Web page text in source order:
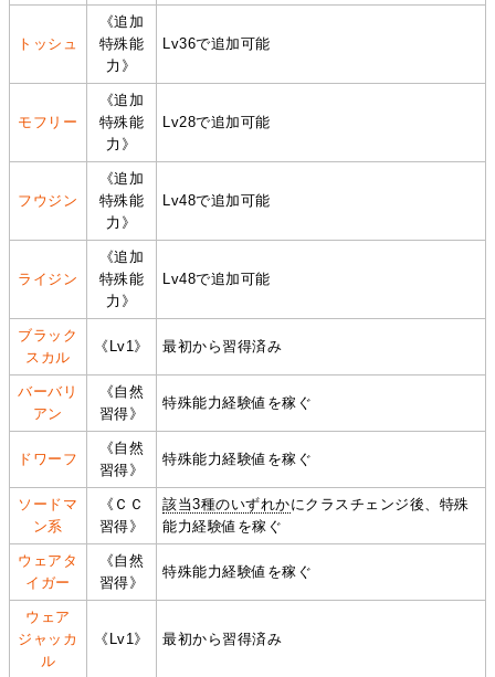
トッシュ
《追加
特殊能
力》
Lv36で追加可能
モフリー
《追加
特殊能
力》
Lv28で追加可能
フウジン
《追加
特殊能
力》
Lv48で追加可能
ライジン
《追加
特殊能
力》
Lv48で追加可能
ブラック
スカル
《Lv1》 最初から習得済み
バーバリ
アン
《自然
習得》
特殊能力経験値を稼ぐ
ドワーフ
《自然
習得》
特殊能力経験値を稼ぐ
ソードマ
ン系
《ＣＣ
習得》
該当3種のいずれかにクラスチェンジ後、特殊
能力経験値を稼ぐ
ウェアタ
イガー
《自然
習得》
特殊能力経験値を稼ぐ
ウェア
ジャッカ
ル
《Lv1》 最初から習得済み